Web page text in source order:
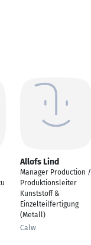
Allofs Lind
Manager Production /
Produktionsleiter
Kunststoff &
Einzelteilfertigung
(Metall)
Calw